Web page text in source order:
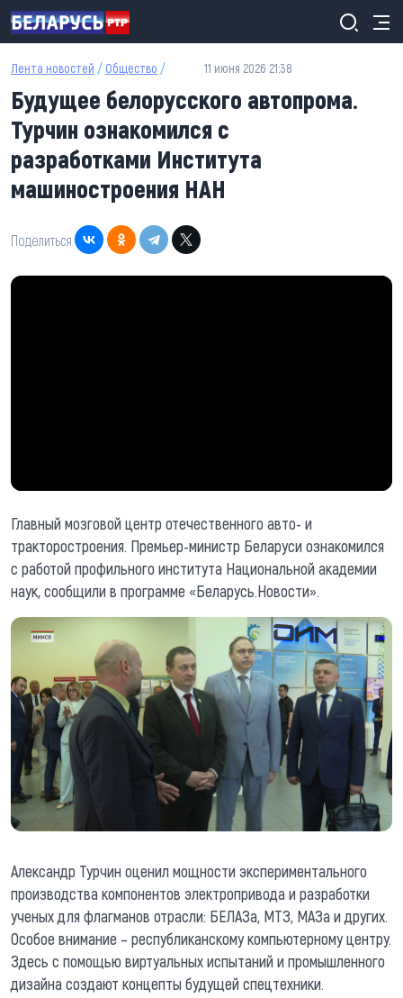
Перейти к основному содержанию
Лента новостей / Общество / 11 июня 2026 21:38
Будущее белорусского автопрома.
Турчин ознакомился с
разработками Института
машиностроения НАН
Поделиться:
Главный мозговой центр отечественного авто- и
тракторостроения. Премьер-министр Беларуси ознакомился
с работой профильного института Национальной академии
наук, сообщили в программе «Беларусь.Новости».
Александр Турчин оценил мощности экспериментального
производства компонентов электропривода и разработки
ученых для флагманов отрасли: БЕЛАЗа, МТЗ, МАЗа и других.
Особое внимание – республиканскому компьютерному центру.
Здесь с помощью виртуальных испытаний и промышленного
дизайна создают концепты будущей спецтехники.